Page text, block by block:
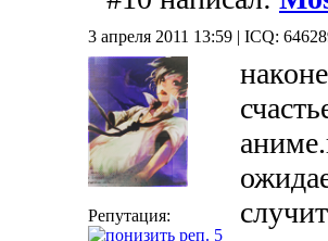
3 апреля 2011 13:59 | ICQ:
Репутация:
5